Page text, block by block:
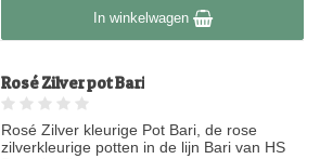
Op voorraadIn winkelwagen
Rosé Zilver pot Bari
Rosé Zilver kleurige Pot Bari, de rose
zilverkleurige potten in de lijn Bari van HS